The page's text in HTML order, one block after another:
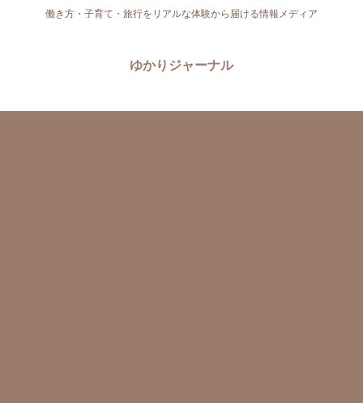
働き方・子育て・旅行をリアルな体験から届ける情報メディア
ゆかりジャーナル